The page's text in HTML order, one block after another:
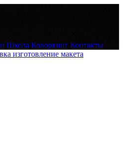
Школа Коворкинг Контакты